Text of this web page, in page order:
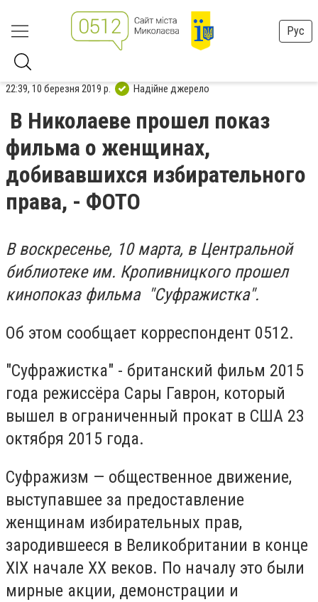
Рус
22:39, 10 березня 2019 р. Надійне джерело
В Николаеве прошел показ
фильма о женщинах,
добивавшихся избирательного
права, - ФОТО
В воскресенье, 10 марта, в Центральной
библиотеке им. Кропивницкого прошел
кинопоказ фильма "Суфражистка".
Об этом сообщает корреспондент 0512.
"Суфражистка" - британский фильм 2015
года режиссёра Сары Гаврон, который
вышел в ограниченный прокат в США 23
октября 2015 года.
Суфражизм — общественное движение,
выступавшее за предоставление
женщинам избирательных прав,
зародившееся в Великобритании в конце
ХIХ начале ХХ веков. По началу это были
мирные акции, демонстрации и